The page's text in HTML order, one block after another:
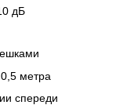
дБ
метра
спереди